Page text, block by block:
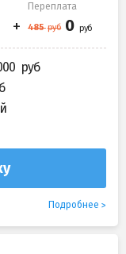
Переплата
Подробнее